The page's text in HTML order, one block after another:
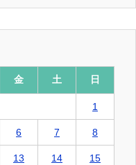
金 土 日
1
6 7 8
13 14 15